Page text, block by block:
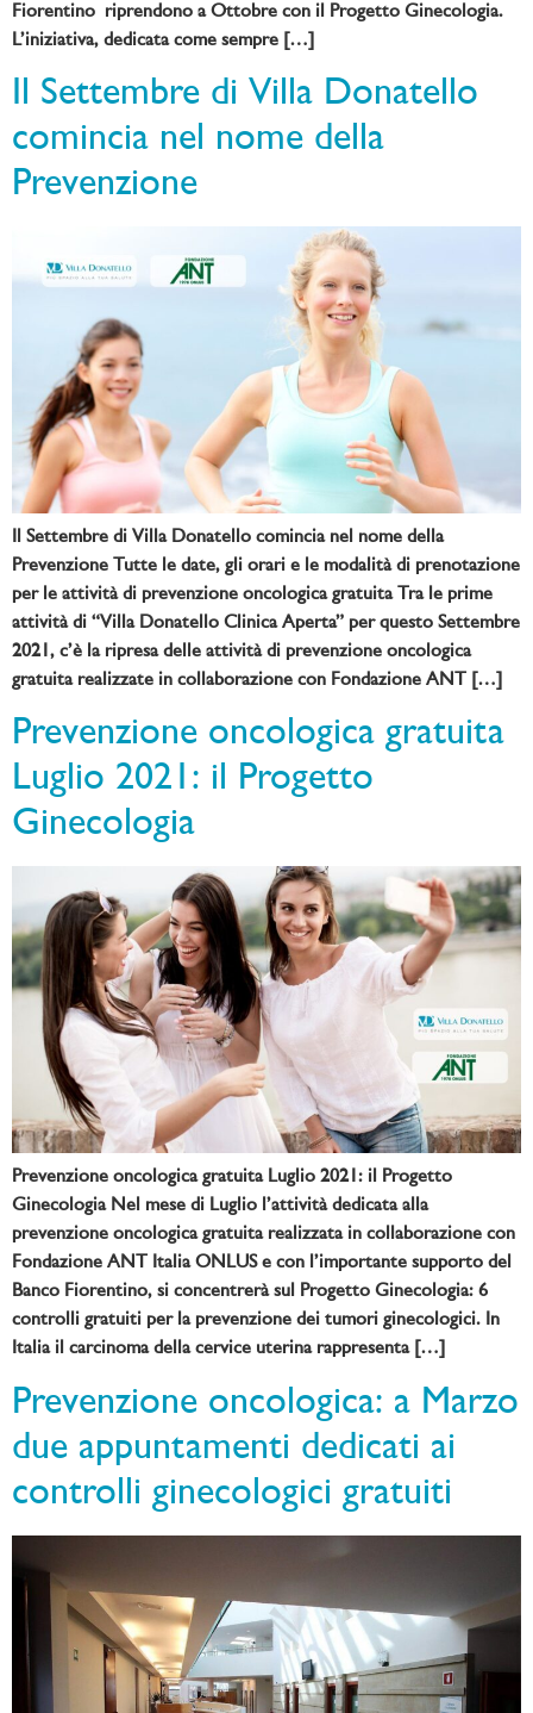
Fiorentino riprendono a Ottobre con il Progetto Ginecologia.
L’iniziativa, dedicata come sempre […]
Il Settembre di Villa Donatello
comincia nel nome della
Prevenzione
Il Settembre di Villa Donatello comincia nel nome della
Prevenzione Tutte le date, gli orari e le modalità di prenotazione
per le attività di prevenzione oncologica gratuita Tra le prime
attività di “Villa Donatello Clinica Aperta” per questo Settembre
2021, c’è la ripresa delle attività di prevenzione oncologica
gratuita realizzate in collaborazione con Fondazione ANT […]
Prevenzione oncologica gratuita
Luglio 2021: il Progetto
Ginecologia
Prevenzione oncologica gratuita Luglio 2021: il Progetto
Ginecologia Nel mese di Luglio l’attività dedicata alla
prevenzione oncologica gratuita realizzata in collaborazione con
Fondazione ANT Italia ONLUS e con l’importante supporto del
Banco Fiorentino, si concentrerà sul Progetto Ginecologia: 6
controlli gratuiti per la prevenzione dei tumori ginecologici. In
Italia il carcinoma della cervice uterina rappresenta […]
Prevenzione oncologica: a Marzo
due appuntamenti dedicati ai
controlli ginecologici gratuiti